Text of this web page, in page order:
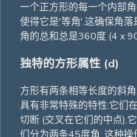
一个正方形的每一个内部
使得它是'等角'.这确保角
角的总和总是360度 (4 x
独特的方形属性 (d)
方形有两条相等长度的斜
具有非常特殊的特性:它们
切断 (交叉在它们的中点).